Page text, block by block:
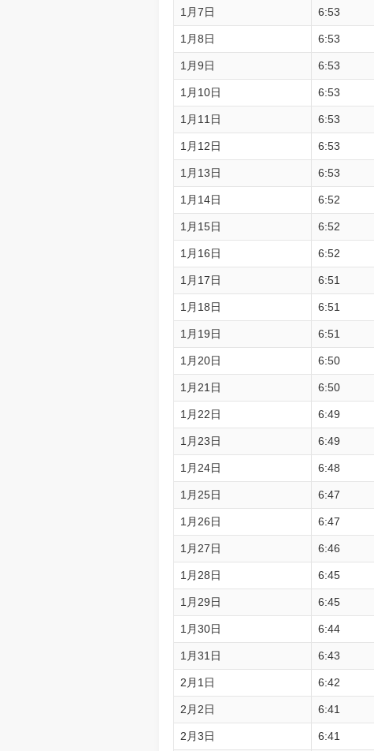
1月7日 6:53
1月8日 6:53
1月9日 6:53
1月10日 6:53
1月11日 6:53
1月12日 6:53
1月13日 6:53
1月14日 6:52
1月15日 6:52
1月16日 6:52
1月17日 6:51
1月18日 6:51
1月19日 6:51
1月20日 6:50
1月21日 6:50
1月22日 6:49
1月23日 6:49
1月24日 6:48
1月25日 6:47
1月26日 6:47
1月27日 6:46
1月28日 6:45
1月29日 6:45
1月30日 6:44
1月31日 6:43
2月1日 6:42
2月2日 6:41
2月3日 6:41